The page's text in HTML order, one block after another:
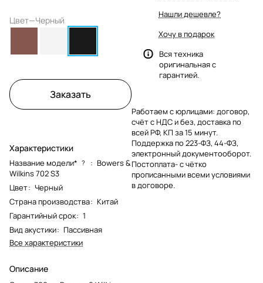
Цвет—Черный
Заказать
Характеристики
Название модели* ? : Bowers &
Wilkins 702 S3
Цвет: Черный
Страна производства: Китай
Гарантийный срок: 1
Вид акустики: Пассивная
Все характеристики
Описание
Нашли дешевле?
Хочу в подарок
Вся техника
оригинальная с
гарантией.
Работаем с юрлицами: договор,
счёт с НДС и без, доставка по
всей РФ, КП за 15 минут.
Поддержка по 223-ФЗ, 44-ФЗ,
электронный документооборот.
Постоплата- с чётко
прописанными всеми условиями
в договоре.